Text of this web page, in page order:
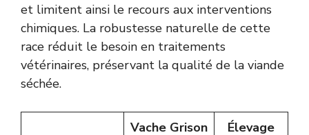
et limitent ainsi le recours aux interventions
chimiques. La robustesse naturelle de cette
race réduit le besoin en traitements
vétérinaires, préservant la qualité de la viande
séchée.
Vache Grison Élevage